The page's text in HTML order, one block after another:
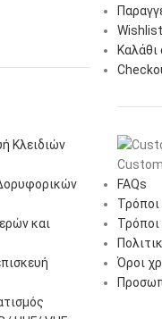
Κλειδιών
και
Wishlist
FAQs
Όροι